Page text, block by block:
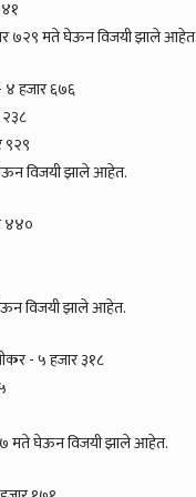
७२९ मते घेऊन विजयी झाले
४ हजार ६७६
९२९
विजयी झाले आहेत.
४४०
विजयी झाले आहेत.
- ५ हजार ३१८
मते घेऊन विजयी झाले आहेत.